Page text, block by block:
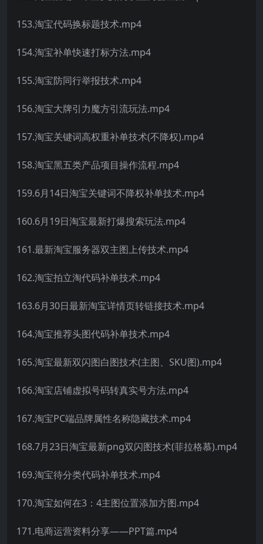
153.淘宝代码换标题技术.mp4
154.淘宝补单快速打标方法.mp4
155.淘宝防同行举报技术.mp4
156.淘宝大牌引力魔方引流玩法.mp4
157.淘宝关键词高权重补单技术(不降权).mp4
158.淘宝黑五类产品项目操作流程.mp4
159.6月14日淘宝关键词不降权补单技术.mp4
160.6月19日淘宝最新打爆搜索玩法.mp4
161.最新淘宝服务器双主图上传技术.mp4
162.淘宝拍立淘代码补单技术.mp4
163.6月30日最新淘宝详情页转链接技术.mp4
164.淘宝推荐头图代码补单技术.mp4
165.淘宝最新双闪图白图技术(主图、SKU图).mp4
166.淘宝店铺虚拟号码转真实号方法.mp4
167.淘宝PC端品牌属性名称隐藏技术.mp4
168.7月23日淘宝最新png双闪图技术(菲拉格慕).mp4
169.淘宝待分类代码补单技术.mp4
170.淘宝如何在3：4主图位置添加方图.mp4
171.电商运营资料分享——PPT篇.mp4